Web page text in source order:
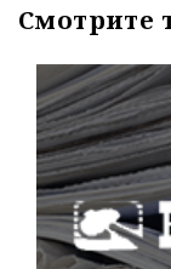
Смотрите